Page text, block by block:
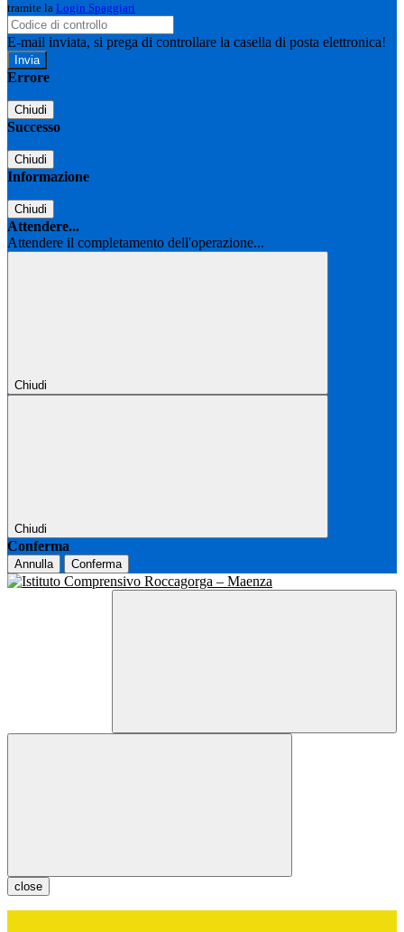
tramite la Login Spaggiari
E-mail inviata, si prega di controllare la casella di posta elettronica!
Errore
Chiudi
Successo
Chiudi
Informazione
Chiudi
Attendere...
Attendere il completamento dell'operazione...
Chiudi
Chiudi
Conferma
Annulla Conferma
close